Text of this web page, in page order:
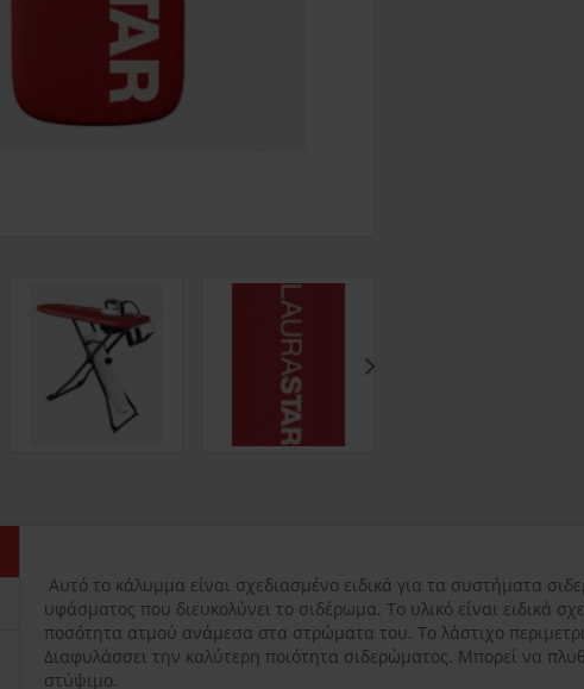
Αυτό το κάλυμμα είναι σχεδιασμένο ειδικά για τα συστήματα
υφάσματος που διευκολύνει το σιδέρωμα. Το υλικό είναι ειδικά
ποσότητα ατμού ανάμεσα στα στρώματα του. Το λάστιχο
Διαφυλάσσει την καλύτερη ποιότητα σιδερώματος. Μπορεί να
στύψιμο.